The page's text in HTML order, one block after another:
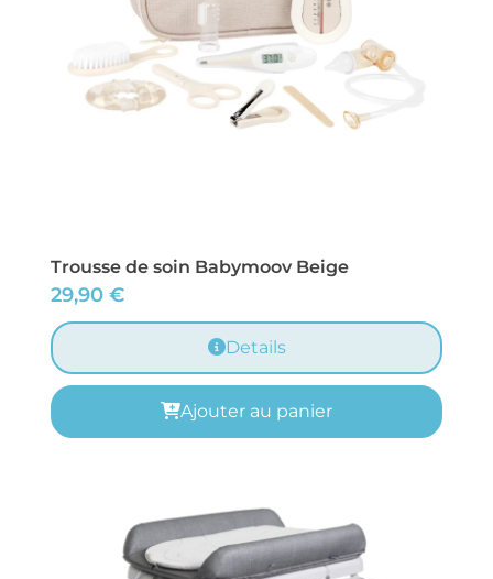
Trousse de soin Babymoov Beige
29,90 €
Details
Ajouter au panier